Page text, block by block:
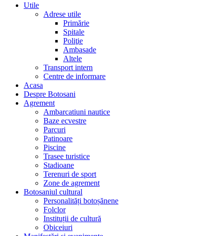
Utile
Adrese utile
Primărie
Spitale
Poliţie
Ambasade
Altele
Transport intern
Centre de informare
Acasa
Despre Botosani
Agrement
Ambarcatiuni nautice
Baze ecvestre
Parcuri
Patinoare
Piscine
Trasee turistice
Stadioane
Terenuri de sport
Zone de agrement
Botosaniul cultural
Personalități botoșănene
Folclor
Instituții de cultură
Obiceiuri